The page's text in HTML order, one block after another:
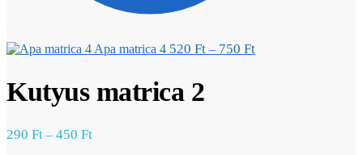
Apa matrica 4 520 Ft – 750 Ft
Kutyus matrica 2
290 Ft – 450 Ft